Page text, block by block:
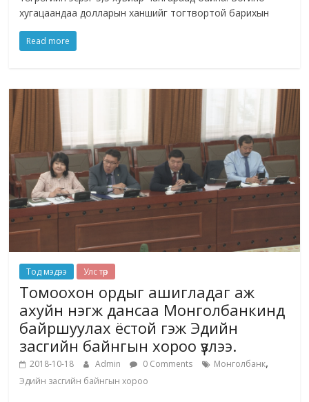
хугацаандаа долларын ханшийг тогтвортой барихын
Read more
Тод мэдээ Улс төр
Томоохон ордыг ашигладаг аж
ахуйн нэгж дансаа Монголбанкинд
байршуулах ёстой гэж Эдийн
засгийн байнгын хороо үзлээ.
2018-10-18 Admin 0 Comments Монголбанк,
Эдийн засгийн байнгын хороо